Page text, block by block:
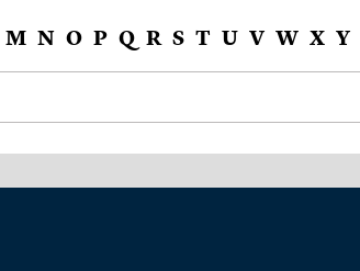
M N O P Q R S T U V W X Y